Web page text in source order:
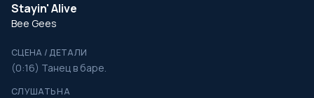
Stayin' Alive
Bee Gees
СЦЕНА / ДЕТАЛИ
(0:16) Танец в баре.
СЛУШАТЬ НА